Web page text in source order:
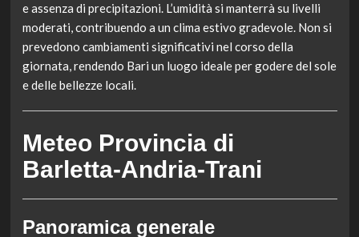
e assenza di precipitazioni. L’umidità si manterrà su livelli
moderati, contribuendo a un clima estivo gradevole. Non si
prevedono cambiamenti significativi nel corso della
giornata, rendendo Bari un luogo ideale per godere del sole
e delle bellezze locali.
Meteo Provincia di
Barletta-Andria-Trani
Panoramica generale